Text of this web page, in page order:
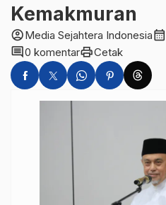
Kemakmuran
account_circleMedia Sejahtera Indonesiacalendar_month
comment0 komentarprintCetak